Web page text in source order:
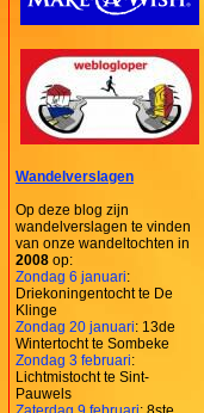
Wandelverslagen
Op deze blog zijn
wandelverslagen te vinden
van onze wandeltochten in
2008 op:
Zondag 6 januari:
Driekoningentocht te De
Klinge
Zondag 20 januari: 13de
Wintertocht te Sombeke
Zondag 3 februari:
Lichtmistocht te Sint-
Pauwels